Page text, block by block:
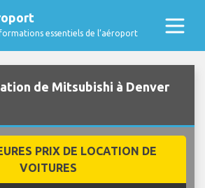
essentiels de l’aéroport
de Mitsubishi à Denver
PRIX DE LOCATION DE
VOITURES